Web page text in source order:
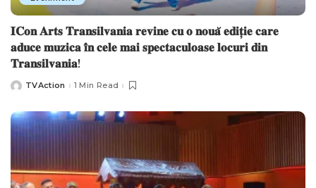
𝐈𝐂𝐨𝐧 𝐀𝐫𝐭𝐬 𝐓𝐫𝐚𝐧𝐬𝐢𝐥𝐯𝐚𝐧𝐢𝐚 𝐫𝐞𝐯𝐢𝐧𝐞 𝐜𝐮 𝐨 𝐧𝐨𝐮𝐚̆ 𝐞𝐝𝐢𝐭̦𝐢𝐞 𝐜𝐚𝐫𝐞
𝐚𝐝𝐮𝐜𝐞 𝐦𝐮𝐳𝐢𝐜𝐚 𝐢̂𝐧 𝐜𝐞𝐥𝐞 𝐦𝐚𝐢 𝐬𝐩𝐞𝐜𝐭𝐚𝐜𝐮𝐥𝐨𝐚𝐬𝐞 𝐥𝐨𝐜𝐮𝐫𝐢 𝐝𝐢𝐧
𝐓𝐫𝐚𝐧𝐬𝐢𝐥𝐯𝐚𝐧𝐢𝐚!
PostedTVAction 1 Min Read